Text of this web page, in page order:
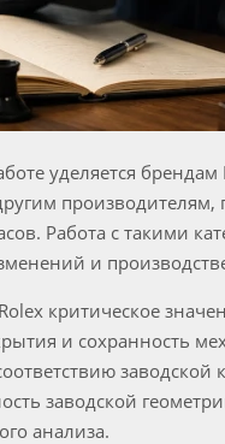
уделяется брендам
производителям,
Работа с такими
и
критическое
и сохранность
заводской
анализа.